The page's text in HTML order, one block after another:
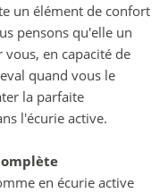
un élément de confort
pensons qu'elle un
en capacité de
quand vous le
la parfaite
l'écurie active.
en écurie active